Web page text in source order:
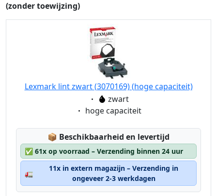
(zonder toewijzing)
Lexmark lint zwart (3070169) (hoge capaciteit)
Eigenschaft:
zwart
Eigenschaft:
hoge capaciteit
📦 Lagerstatus:
Beschikbaarheid en levertijd
✅ 61x op voorraad – Verzending binnen 24 uur
🚛
11x in extern magazijn – Verzending in
ongeveer 2-3 werkdagen